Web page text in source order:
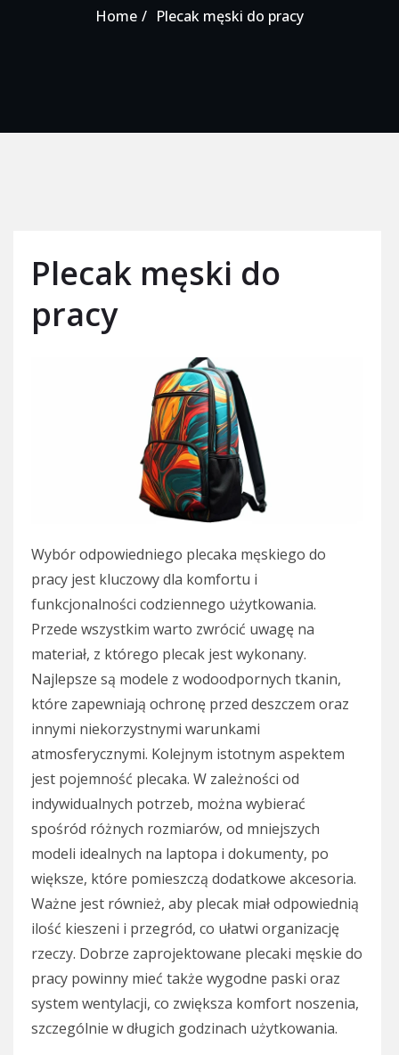
Home Plecak męski do pracy
Plecak męski do
pracy
Wybór odpowiedniego plecaka męskiego do
pracy jest kluczowy dla komfortu i
funkcjonalności codziennego użytkowania.
Przede wszystkim warto zwrócić uwagę na
materiał, z którego plecak jest wykonany.
Najlepsze są modele z wodoodpornych tkanin,
które zapewniają ochronę przed deszczem oraz
innymi niekorzystnymi warunkami
atmosferycznymi. Kolejnym istotnym aspektem
jest pojemność plecaka. W zależności od
indywidualnych potrzeb, można wybierać
spośród różnych rozmiarów, od mniejszych
modeli idealnych na laptopa i dokumenty, po
większe, które pomieszczą dodatkowe akcesoria.
Ważne jest również, aby plecak miał odpowiednią
ilość kieszeni i przegród, co ułatwi organizację
rzeczy. Dobrze zaprojektowane plecaki męskie do
pracy powinny mieć także wygodne paski oraz
system wentylacji, co zwiększa komfort noszenia,
szczególnie w długich godzinach użytkowania.